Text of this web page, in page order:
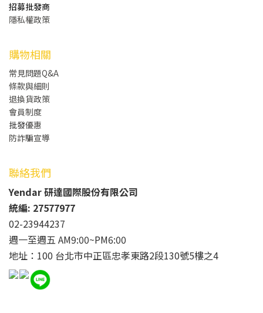
招募批發商
隱私權政策
購物相關
常見問題Q&A
條款與細則
退換貨政策
會員制度
批發優惠
防詐騙宣導
聯絡我們
Yendar 研達國際股份有限公司
統編: 27577977
02-23944237
週一至週五 AM9:00~PM6:00
地址：100 台北市中正區忠孝東路2段130號5樓之4